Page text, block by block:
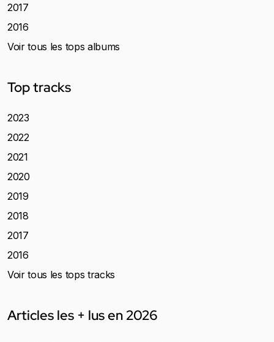
2017
2016
Voir tous les tops albums
Top tracks
2023
2022
2021
2020
2019
2018
2017
2016
Voir tous les tops tracks
Articles les + lus en 2026